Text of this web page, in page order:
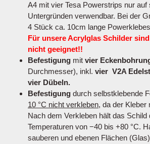
A4 mit vier Tesa Powerstrips nur auf
Untergründen verwendbar. Bei der
4 Stück ca. 10cm lange
Für unsere Acrylglas Schilder
nicht geeignet!!
Befestigung mit vier
Durchmesser), inkl. vier V2A
vier Dübeln.
Befestigung durch selbstklebende
10 °C nicht verkleben, da der Kleber
Nach dem Verkleben hält das Schild
Temperaturen von −40 bis +80 °C.
sauberen und ebenen Flächen